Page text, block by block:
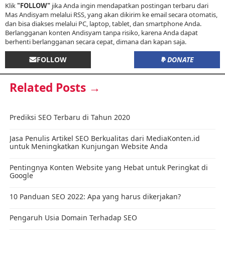
Klik"FOLLOW" jika Anda ingin mendapatkan postingan terbaru dari
Mas Andisyam melalui RSS, yang akan dikirim ke email secara otomatis,
dan bisa diakses melalui PC, laptop, tablet, dan smartphone Anda.
Berlangganan konten Andisyam tanpa risiko, karena Anda dapat
berhenti berlangganan secara cepat, dimana dan kapan saja.
FOLLOW DONATE
Related Posts →